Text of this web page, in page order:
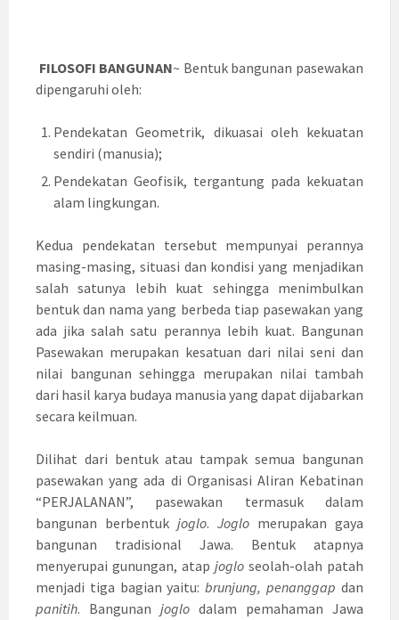
FILOSOFI BANGUNAN~ Bentuk bangunan pasewakan
dipengaruhi oleh:
Pendekatan Geometrik, dikuasai oleh kekuatan
sendiri (manusia);
Pendekatan Geofisik, tergantung pada kekuatan
alam lingkungan.
Kedua pendekatan tersebut mempunyai perannya
masing-masing, situasi dan kondisi yang menjadikan
salah satunya lebih kuat sehingga menimbulkan
bentuk dan nama yang berbeda tiap pasewakan yang
ada jika salah satu perannya lebih kuat. Bangunan
Pasewakan merupakan kesatuan dari nilai seni dan
nilai bangunan sehingga merupakan nilai tambah
dari hasil karya budaya manusia yang dapat dijabarkan
secara keilmuan.
Dilihat dari bentuk atau tampak semua bangunan
pasewakan yang ada di Organisasi Aliran Kebatinan
“PERJALANAN”, pasewakan termasuk dalam
bangunan berbentuk joglo. Joglo merupakan gaya
bangunan tradisional Jawa. Bentuk atapnya
menyerupai gunungan, atap joglo seolah-olah patah
menjadi tiga bagian yaitu:brunjung, penanggap dan
panitih. Bangunan joglo dalam pemahaman Jawa